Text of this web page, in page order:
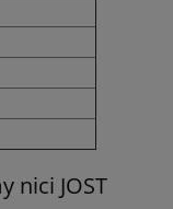
nici JOST